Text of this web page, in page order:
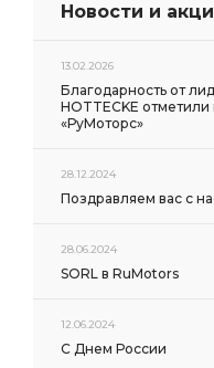
Новости и
13.02.2026
Благодарность от
HOTTECKE
«РуМоторс»
28.12.2024
Поздравляем вас с
28.06.2024
SORL в RuMotors
12.06.2024
С Днем России